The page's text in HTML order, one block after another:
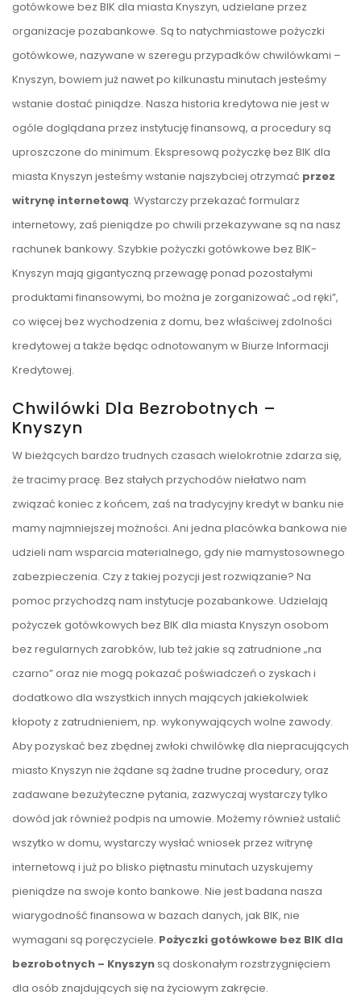
gotówkowe bez BIK dla miasta Knyszyn, udzielane przez
organizacje pozabankowe. Są to natychmiastowe pożyczki
gotówkowe, nazywane w szeregu przypadków chwilówkami –
Knyszyn, bowiem już nawet po kilkunastu minutach jesteśmy
wstanie dostać piniądze. Nasza historia kredytowa nie jest w
ogóle doglądana przez instytucję finansową, a procedury są
uproszczone do minimum. Ekspresową pożyczkę bez BIK dla
miasta Knyszyn jesteśmy wstanie najszybciej otrzymać przez
witrynę internetową. Wystarczy przekazać formularz
internetowy, zaś pieniądze po chwili przekazywane są na nasz
rachunek bankowy. Szybkie pożyczki gotówkowe bez BIK-
Knyszyn mają gigantyczną przewagę ponad pozostałymi
produktami finansowymi, bo można je zorganizować „od ręki”,
co więcej bez wychodzenia z domu, bez właściwej zdolności
kredytowej a także będąc odnotowanym w Biurze Informacji
Kredytowej.
Chwilówki Dla Bezrobotnych –
Knyszyn
W bieżących bardzo trudnych czasach wielokrotnie zdarza się,
że tracimy pracę. Bez stałych przychodów niełatwo nam
związać koniec z końcem, zaś na tradycyjny kredyt w banku nie
mamy najmniejszej możności. Ani jedna placówka bankowa nie
udzieli nam wsparcia materialnego, gdy nie mamystosownego
zabezpieczenia. Czy z takiej pozycji jest rozwiązanie? Na
pomoc przychodzą nam instytucje pozabankowe. Udzielają
pożyczek gotówkowych bez BIK dla miasta Knyszyn osobom
bez regularnych zarobków, lub też jakie są zatrudnione „na
czarno” oraz nie mogą pokazać poświadczeń o zyskach i
dodatkowo dla wszystkich innych mających jakiekolwiek
kłopoty z zatrudnieniem, np. wykonywających wolne zawody.
Aby pozyskać bez zbędnej zwłoki chwilówkę dla niepracujących
miasto Knyszyn nie żądane są żadne trudne procedury, oraz
zadawane bezużyteczne pytania, zazwyczaj wystarczy tylko
dowód jak również podpis na umowie. Możemy również ustalić
wszytko w domu, wystarczy wysłać wniosek przez witrynę
internetową i już po blisko piętnastu minutach uzyskujemy
pieniądze na swoje konto bankowe. Nie jest badana nasza
wiarygodność finansowa w bazach danych, jak BIK, nie
wymagani są poręczyciele. Pożyczki gotówkowe bez BIK dla
bezrobotnych – Knyszynsą doskonałym rozstrzygnięciem
dla osób znajdujących się na życiowym zakręcie.